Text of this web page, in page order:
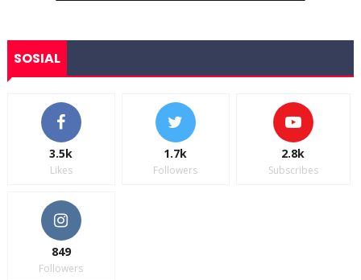
SOSIAL
3.5k
Likes
1.7k
Followers
2.8k
Subscribes
849
Followers